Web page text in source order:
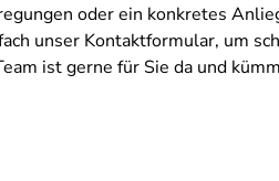
oder ein konkretes
unser Kontaktformular, um
ist gerne für Sie da und